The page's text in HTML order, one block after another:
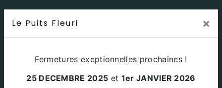
Le Puits Fleuri ×
Fermetures exeptionnelles prochaines !
25 DECEMBRE 2025 et 1er JANVIER 2026
Adresse